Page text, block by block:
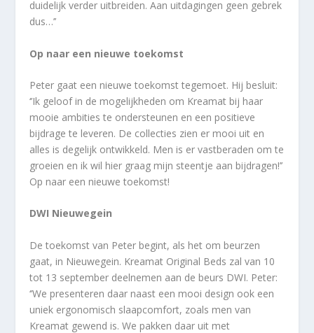
duidelijk verder uitbreiden. Aan uitdagingen geen gebrek
dus…’’
Op naar een nieuwe toekomst
Peter gaat een nieuwe toekomst tegemoet. Hij besluit:
‘’Ik geloof in de mogelijkheden om Kreamat bij haar
mooie ambities te ondersteunen en een positieve
bijdrage te leveren. De collecties zien er mooi uit en
alles is degelijk ontwikkeld. Men is er vastberaden om te
groeien en ik wil hier graag mijn steentje aan bijdragen!’’
Op naar een nieuwe toekomst!
DWI Nieuwegein
De toekomst van Peter begint, als het om beurzen
gaat, in Nieuwegein. Kreamat Original Beds zal van 10
tot 13 september deelnemen aan de beurs DWI. Peter:
‘’We presenteren daar naast een mooi design ook een
uniek ergonomisch slaapcomfort, zoals men van
Kreamat gewend is. We pakken daar uit met